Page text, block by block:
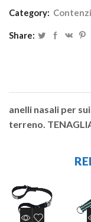
Category:
Share:
anelli nasali per
terreno.